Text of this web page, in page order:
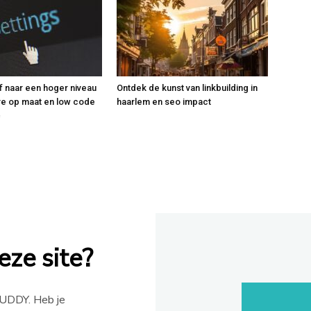
naar een hoger niveau
op maat en low code
Ontdek de kunst van linkbuilding in
haarlem en seo impact
site?
Heb je